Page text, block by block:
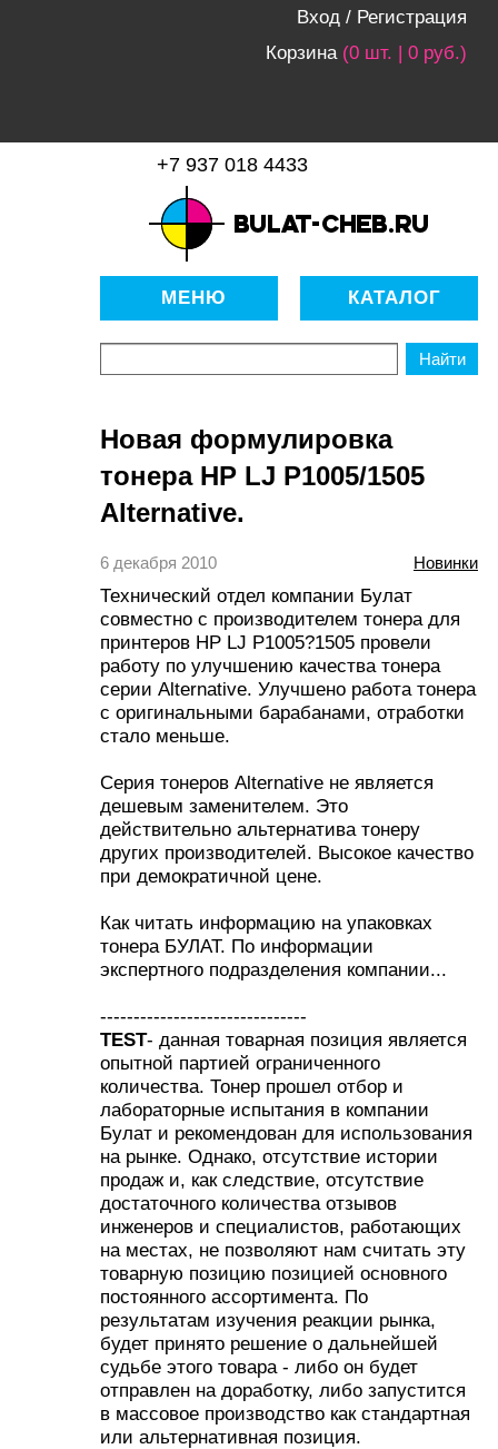
Вход / Регистрация
Корзина (0 шт. | 0 руб.)
материалы для копировально-
множительной техники
+7 937 018 4433
МЕНЮ КАТАЛОГ
Новая формулировка
тонера HP LJ P1005/1505
Alternative.
6 декабря 2010 Новинки
Технический отдел компании Булат
совместно с производителем тонера для
принтеров HP LJ P1005?1505 провели
работу по улучшению качества тонера
серии Alternative. Улучшено работа тонера
с оригинальными барабанами, отработки
стало меньше.
Серия тонеров Alternative не является
дешевым заменителем. Это
действительно альтернатива тонеру
других производителей. Высокое качество
при демократичной цене.
Как читать информацию на упаковках
тонера БУЛАТ. По информации
экспертного подразделения компании...
-------------------------------
TEST- данная товарная позиция является
опытной партией ограниченного
количества. Тонер прошел отбор и
лабораторные испытания в компании
Булат и рекомендован для использования
на рынке. Однако, отсутствие истории
продаж и, как следствие, отсутствие
достаточного количества отзывов
инженеров и специалистов, работающих
на местах, не позволяют нам считать эту
товарную позицию позицией основного
постоянного ассортимента. По
результатам изучения реакции рынка,
будет принято решение о дальнейшей
судьбе этого товара - либо он будет
отправлен на доработку, либо запустится
в массовое производство как стандартная
или альтернативная позиция.